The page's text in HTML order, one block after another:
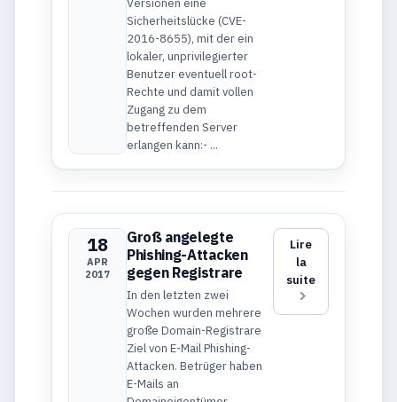
Versionen eine
Sicherheitslücke (CVE-
2016-8655), mit der ein
lokaler, unprivilegierter
Benutzer eventuell root-
Rechte und damit vollen
Zugang zu dem
betreffenden Server
erlangen kann:- ...
18
APR
2017
Groß angelegte
Phishing-Attacken
gegen Registrare
In den letzten zwei
Wochen wurden mehrere
große Domain-Registrare
Ziel von E-Mail Phishing-
Attacken. Betrüger haben
E-Mails an
Lire
la
suite